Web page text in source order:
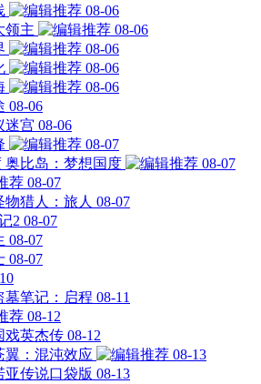
08-06
领主
08-06
08-06
08-06
08-06
08-06
迷宫 08-06
08-07
奥比岛：梦想国度
08-07
08-07
物猎人：旅人 08-07
2 08-07
08-07
08-07
墓笔记：启程 08-11
08-12
戏英杰传 08-12
翼：混沌效应
08-13
亚传说口袋版 08-13